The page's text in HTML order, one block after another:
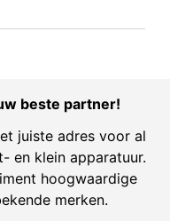
beste partner!
juiste adres voor al
en klein apparatuur.
hoogwaardige
merken.